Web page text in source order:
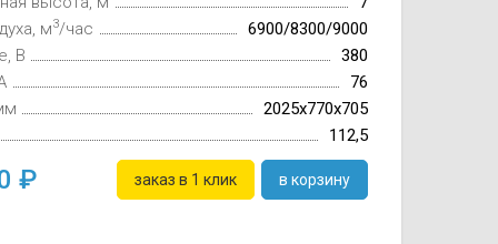
м3/час
6900/8300/9000
В
380
76
2025х770х705
112,5
заказ в 1 клик в корзину